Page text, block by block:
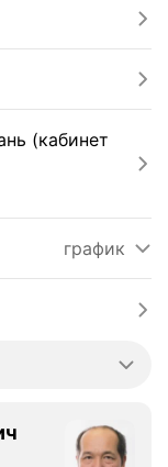
(кабинет
график